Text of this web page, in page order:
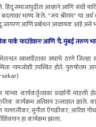
समाजापुढील आव्हाने आणि संधी
बदलावर भाष्य केले. "जय श्रीराम"
जागरण आणि प्रबोधन आवश्यक आहे
पार्क फाउंडेशन' आणि 'दै. मुंबई तरुण
व्यासपीठावर संघाचे ठाणे
नामजोशी उपस्थित होते. पुरुषोत्तम
कार्यकर्तृत्वावर प्रदर्शनी मांडली
कार्यक्रम अतिशय उत्साहात झाले.
सुनील ऐगळीकर, आरिश
हा कार्यक्रम झाला.